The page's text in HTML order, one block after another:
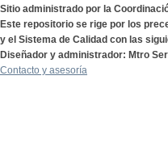
Sitio administrado por la
Este repositorio se rige por los
y el Sistema de Calidad con las
Diseñador y administrador: Mtro
Contacto y asesoría